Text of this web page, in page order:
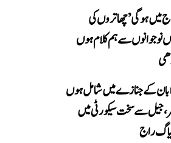
میں ہوگی ’چھاتروں کی
نوجوانوں سے ہم کلام ہوں
کے جنازے میں شامل ہوں
جیل سے سخت سیکورٹی میں
راج